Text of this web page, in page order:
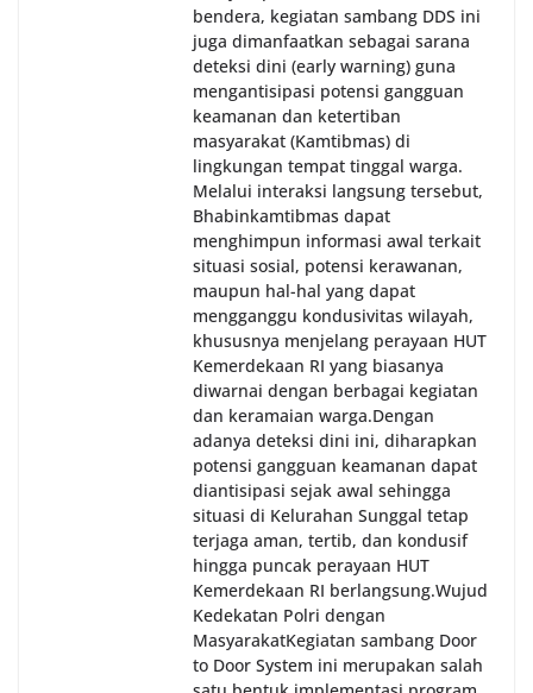
bendera, kegiatan sambang DDS ini
juga dimanfaatkan sebagai sarana
deteksi dini (early warning) guna
mengantisipasi potensi gangguan
keamanan dan ketertiban
masyarakat (Kamtibmas) di
lingkungan tempat tinggal warga.
Melalui interaksi langsung tersebut,
Bhabinkamtibmas dapat
menghimpun informasi awal terkait
situasi sosial, potensi kerawanan,
maupun hal-hal yang dapat
mengganggu kondusivitas wilayah,
khususnya menjelang perayaan HUT
Kemerdekaan RI yang biasanya
diwarnai dengan berbagai kegiatan
dan keramaian warga.‎‎Dengan
adanya deteksi dini ini, diharapkan
potensi gangguan keamanan dapat
diantisipasi sejak awal sehingga
situasi di Kelurahan Sunggal tetap
terjaga aman, tertib, dan kondusif
hingga puncak perayaan HUT
Kemerdekaan RI berlangsung.‎‎Wujud
Kedekatan Polri dengan
Masyarakat‎Kegiatan sambang Door
to Door System ini merupakan salah